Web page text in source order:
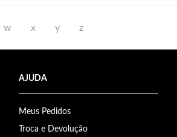
w x y z
AJUDA
Meus Pedidos
Troca e Devolução